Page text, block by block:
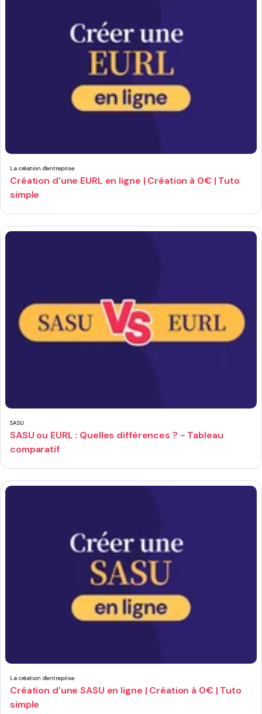
La création d'entreprise
Création d'une EURL en ligne | Création à 0€ | Tuto
simple
SASU
SASU ou EURL : Quelles différences ? - Tableau
comparatif
La création d'entreprise
Création d'une SASU en ligne | Création à 0€ | Tuto
simple